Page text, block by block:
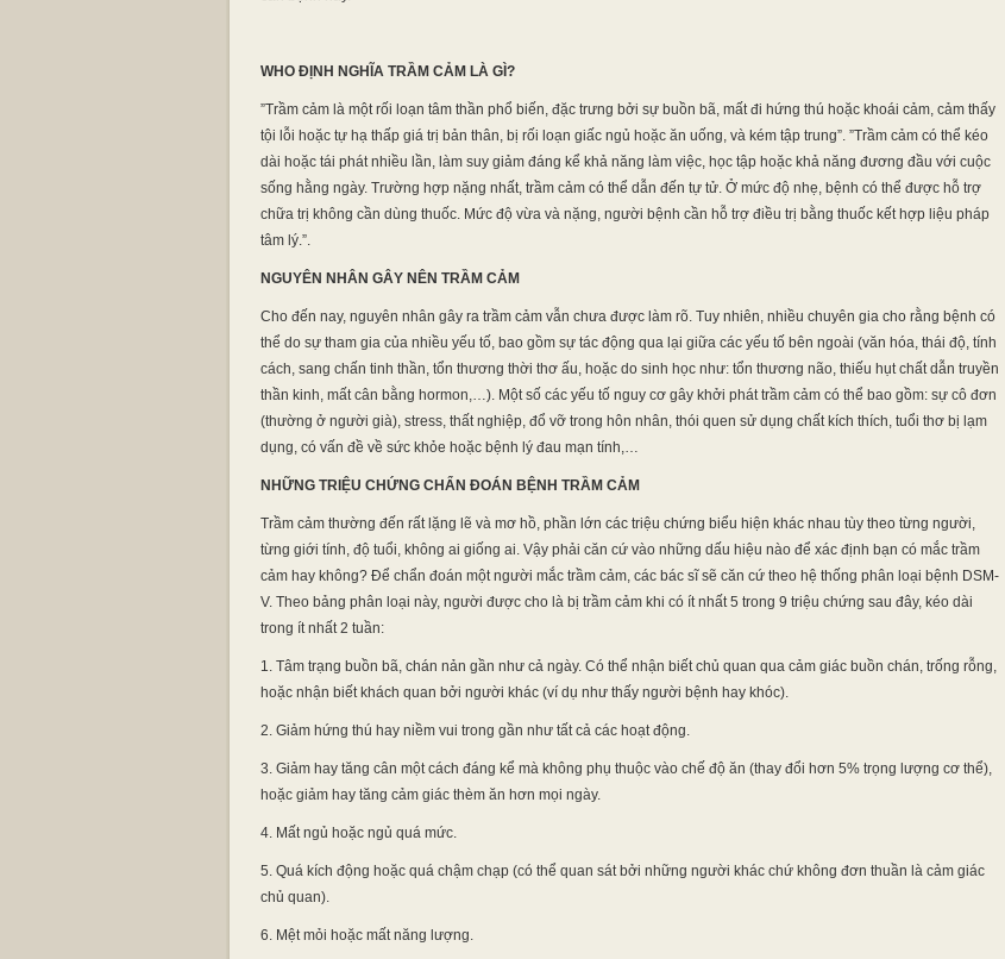
WHO ĐỊNH NGHĨA TRẦM CẢM LÀ GÌ?
”Trầm cảm là một rối loạn tâm thần phổ biến, đặc trưng bởi sự buồn bã, mất đi hứng thú hoặc khoái cảm, cảm thấy
tội lỗi hoặc tự hạ thấp giá trị bản thân, bị rối loạn giấc ngủ hoặc ăn uống, và kém tập trung”. ”Trầm cảm có thể kéo
dài hoặc tái phát nhiều lần, làm suy giảm đáng kể khả năng làm việc, học tập hoặc khả năng đương đầu với cuộc
sống hằng ngày. Trường hợp nặng nhất, trầm cảm có thể dẫn đến tự tử. Ở mức độ nhẹ, bệnh có thể được hỗ trợ
chữa trị không cần dùng thuốc. Mức độ vừa và nặng, người bệnh cần hỗ trợ điều trị bằng thuốc kết hợp liệu pháp
tâm lý.”.
NGUYÊN NHÂN GÂY NÊN TRẦM CẢM
Cho đến nay, nguyên nhân gây ra trầm cảm vẫn chưa được làm rõ. Tuy nhiên, nhiều chuyên gia cho rằng bệnh có
thể do sự tham gia của nhiều yếu tố, bao gồm sự tác động qua lại giữa các yếu tố bên ngoài (văn hóa, thái độ, tính
cách, sang chấn tinh thần, tổn thương thời thơ ấu, hoặc do sinh học như: tổn thương não, thiếu hụt chất dẫn truyền
thần kinh, mất cân bằng hormon,…). Một số các yếu tố nguy cơ gây khởi phát trầm cảm có thể bao gồm: sự cô đơn
(thường ở người già), stress, thất nghiệp, đổ vỡ trong hôn nhân, thói quen sử dụng chất kích thích, tuổi thơ bị lạm
dụng, có vấn đề về sức khỏe hoặc bệnh lý đau mạn tính,…
NHỮNG TRIỆU CHỨNG CHẨN ĐOÁN BỆNH TRẦM CẢM
Trầm cảm thường đến rất lặng lẽ và mơ hồ, phần lớn các triệu chứng biểu hiện khác nhau tùy theo từng người,
từng giới tính, độ tuổi, không ai giống ai. Vậy phải căn cứ vào những dấu hiệu nào để xác định bạn có mắc trầm
cảm hay không? Để chẩn đoán một người mắc trầm cảm, các bác sĩ sẽ căn cứ theo hệ thống phân loại bệnh DSM-
V. Theo bảng phân loại này, người được cho là bị trầm cảm khi có ít nhất 5 trong 9 triệu chứng sau đây, kéo dài
trong ít nhất 2 tuần:
1. Tâm trạng buồn bã, chán nản gần như cả ngày. Có thể nhận biết chủ quan qua cảm giác buồn chán, trống rỗng,
hoặc nhận biết khách quan bởi người khác (ví dụ như thấy người bệnh hay khóc).
2. Giảm hứng thú hay niềm vui trong gần như tất cả các hoạt động.
3. Giảm hay tăng cân một cách đáng kể mà không phụ thuộc vào chế độ ăn (thay đổi hơn 5% trọng lượng cơ thể),
hoặc giảm hay tăng cảm giác thèm ăn hơn mọi ngày.
4. Mất ngủ hoặc ngủ quá mức.
5. Quá kích động hoặc quá chậm chạp (có thể quan sát bởi những người khác chứ không đơn thuần là cảm giác
chủ quan).
6. Mệt mỏi hoặc mất năng lượng.